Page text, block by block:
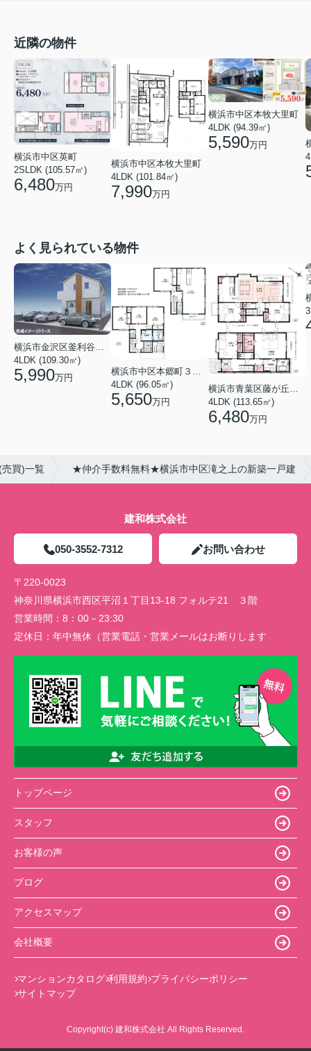
近隣の物件
横浜市中区英町
2SLDK (105.57㎡)
6,480万円
横浜市中区本牧大里町
4LDK (101.84㎡)
7,990万円
横浜市中区本牧大里町
4LDK (94.39㎡)
5,590万円
よく見られている物件
4LDK (109.30㎡)
5,990万円
横浜市中区本郷町３丁目
4LDK (96.05㎡)
5,650万円
横浜市青葉区藤が丘１丁目
4LDK (113.65㎡)
6,480万円
買)一覧 ★仲介手数料無料★横浜市中区滝之上の新築一戸建
建和株式会社
050-3552-7312 お問い合わせ
〒220-0023
神奈川県横浜市西区平沼１丁目13-18 フォルテ21 ３階
営業時間： 8：00－23:30
定休日： 年中無休（営業電話・営業メールはお断りします
トップページ
スタッフ
お客様の声
ブログ
アクセスマップ
会社概要
マンションカタログ 利用規約 プライバシーポリシー
サイトマップ
Copyright(c) 建和株式会社 All Rights Reserved.